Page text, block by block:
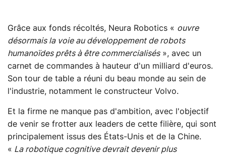
Grâce aux fonds récoltés, Neura Robotics « ouvre
désormais la voie au développement de robots
humanoïdes prêts à être commercialisés», avec un
carnet de commandes à hauteur d'un milliard d'euros.
Son tour de table a réuni du beau monde au sein de
l'industrie, notamment le constructeur Volvo.
Et la firme ne manque pas d'ambition, avec l'objectif
de venir se frotter aux leaders de cette filière, qui sont
principalement issus des États-Unis et de la Chine.
« La robotique cognitive devrait devenir plus